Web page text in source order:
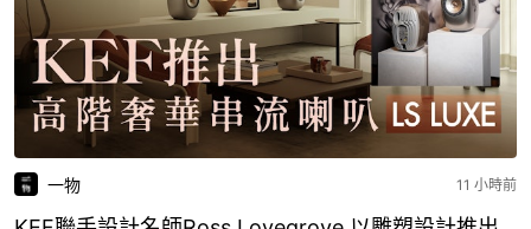
一物 11 小時前